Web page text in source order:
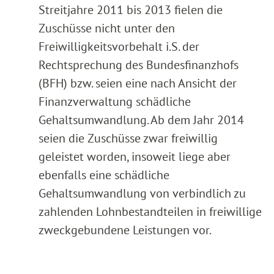
Streitjahre 2011 bis 2013 fielen die
Zuschüsse nicht unter den
Freiwilligkeitsvorbehalt i.S. der
Rechtsprechung des Bundesfinanzhofs
(BFH) bzw. seien eine nach Ansicht der
Finanzverwaltung schädliche
Gehaltsumwandlung. Ab dem Jahr 2014
seien die Zuschüsse zwar freiwillig
geleistet worden, insoweit liege aber
ebenfalls eine schädliche
Gehaltsumwandlung von verbindlich zu
zahlenden Lohnbestandteilen in freiwillige
zweckgebundene Leistungen vor.